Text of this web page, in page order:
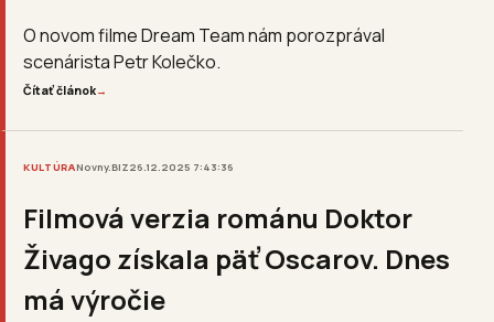
O novom filme Dream Team nám porozprával
scenárista Petr Kolečko.
Čítať článok→
KULTÚRANovny.BIZ26.12.2025 7:43:36
Filmová verzia románu Doktor
Živago získala päť Oscarov. Dnes
má výročie